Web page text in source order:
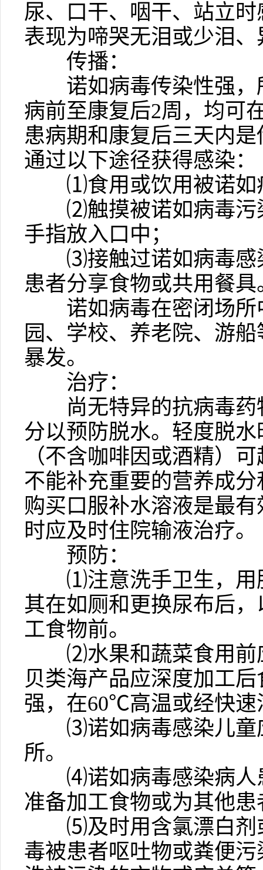
尿、口干、咽干、站立
表现为啼哭无泪或少泪
传播：
诺如病毒传染性强，
病前至康复后2周，均可
患病期和康复后三天内
通过以下途径获得感染：
⑴食用或饮用被诺
⑵触摸被诺如病毒
手指放入口中；
⑶接触过诺如病毒
患者分享食物或共用餐具
诺如病毒在密闭场所
园、学校、养老院、游
暴发。
治疗：
尚无特异的抗病毒药
分以预防脱水。轻度脱
（不含咖啡因或酒精）
不能补充重要的营养成
购买口服补水溶液是最
时应及时住院输液治疗。
预防：
⑴注意洗手卫生，
其在如厕和更换尿布后
工食物前。
⑵水果和蔬菜食用
贝类海产品应深度加工
强，在60℃高温或经快
⑶诺如病毒感染儿
所。
⑷诺如病毒感染病
准备加工食物或为其他
⑸及时用含氯漂白
毒被患者呕吐物或粪便